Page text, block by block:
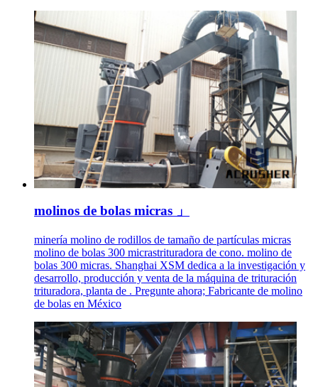
molinos de bolas micras 」
minería molino de rodillos de tamaño de partículas micras
molino de bolas 300 micrastrituradora de cono. molino de
bolas 300 micras. Shanghai XSM dedica a la investigación y
desarrollo, producción y venta de la máquina de trituración
trituradora, planta de . Pregunte ahora; Fabricante de molino
de bolas en México